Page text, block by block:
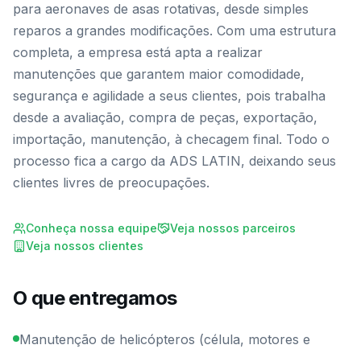
para aeronaves de asas rotativas, desde simples
reparos a grandes modificações. Com uma estrutura
completa, a empresa está apta a realizar
manutenções que garantem maior comodidade,
segurança e agilidade a seus clientes, pois trabalha
desde a avaliação, compra de peças, exportação,
importação, manutenção, à checagem final. Todo o
processo fica a cargo da ADS LATIN, deixando seus
clientes livres de preocupações.
Conheça nossa equipe
Veja nossos parceiros
Veja nossos clientes
O que entregamos
Manutenção de helicópteros (célula, motores e